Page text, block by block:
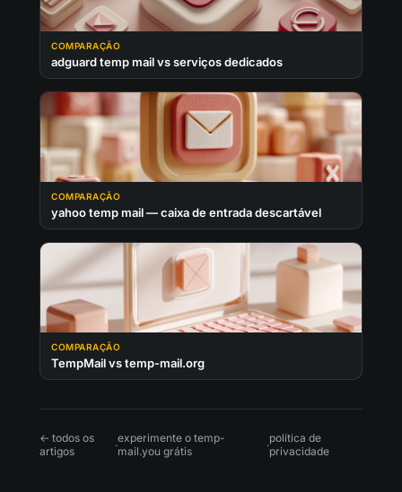
COMPARAÇÃO
adguard temp mail vs serviços dedicados
COMPARAÇÃO
yahoo temp mail — caixa de entrada descartável
COMPARAÇÃO
TempMail vs temp-mail.org
← todos os
artigos
·experimente o temp-
mail.you grátis
·política de
privacidade